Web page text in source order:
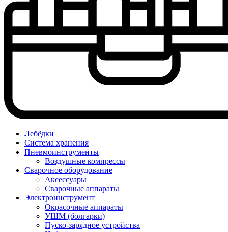
Лебёдки
Система хранения
Пневмоинструменты
Воздушные компрессы
Сварочное оборудование
Аксессуары
Сварочные аппараты
Электроинструмент
Окрасочные аппараты
УШМ (болгарки)
Пуско-зарядное устройства